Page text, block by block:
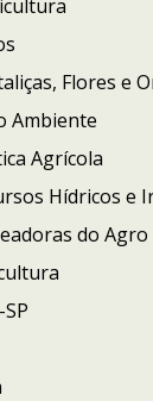
Flores e
Ambiente
Agrícola
Hídricos e
do Agro